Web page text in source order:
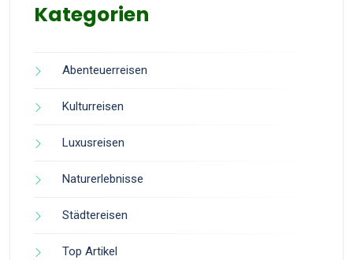
Kategorien
Abenteuerreisen
Kulturreisen
Luxusreisen
Naturerlebnisse
Städtereisen
Top Artikel